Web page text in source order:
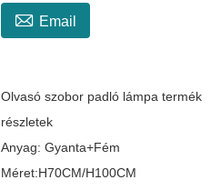
 Email
Olvasó szobor padló lámpa termék
részletek
Anyag: Gyanta+Fém
Méret:H70CM/H100CM